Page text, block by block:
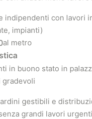
indipendenti con lavori
impianti)
al metro
in buono stato in
gradevoli
gestibili e
grandi lavori urgenti